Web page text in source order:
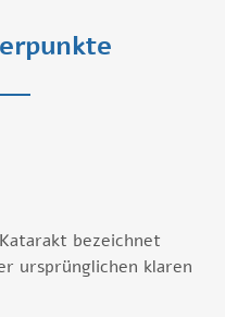
bezeichnet
ursprünglichen klaren